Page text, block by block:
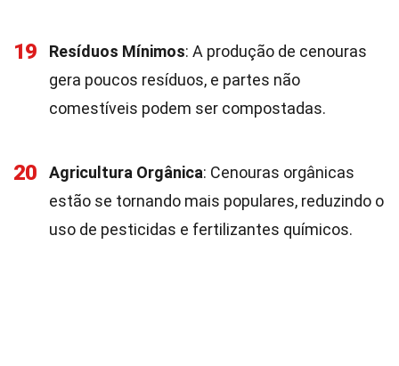
19 Resíduos Mínimos: A produção de cenouras
gera poucos resíduos, e partes não
comestíveis podem ser compostadas.
20 Agricultura Orgânica: Cenouras orgânicas
estão se tornando mais populares, reduzindo o
uso de pesticidas e fertilizantes químicos.